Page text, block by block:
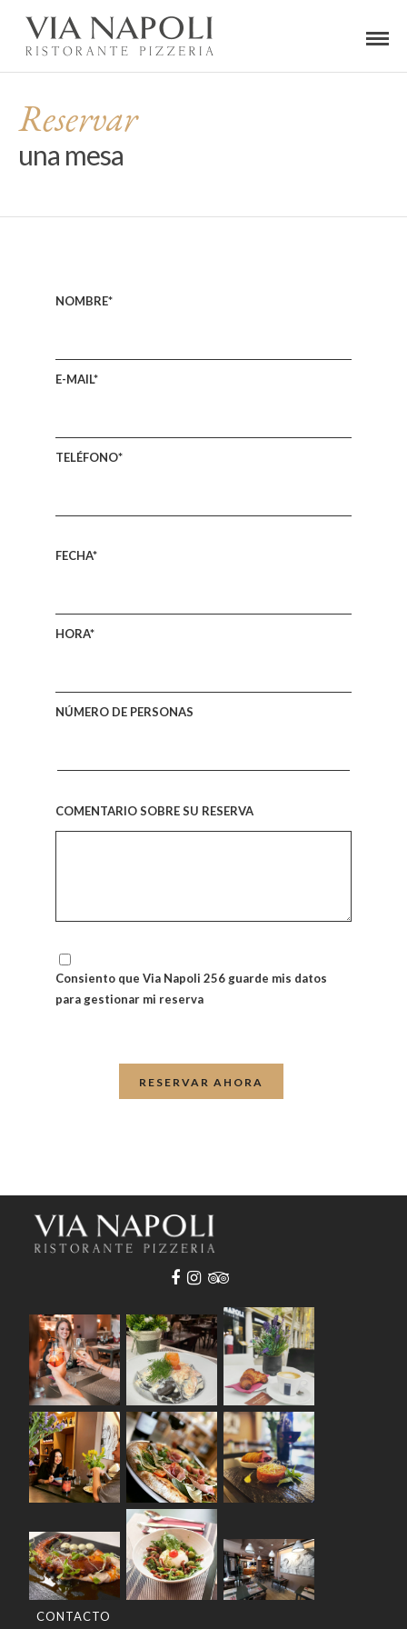
Reservar
una mesa
NOMBRE*
E-MAIL*
TELÉFONO*
FECHA*
HORA*
NÚMERO DE PERSONAS
COMENTARIO SOBRE SU RESERVA
Consiento que Via Napoli 256 guarde mis datos
para gestionar mi reserva
CONTACTO